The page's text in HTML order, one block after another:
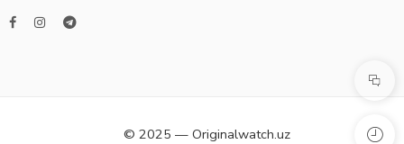
© 2025 — Originalwatch.uz